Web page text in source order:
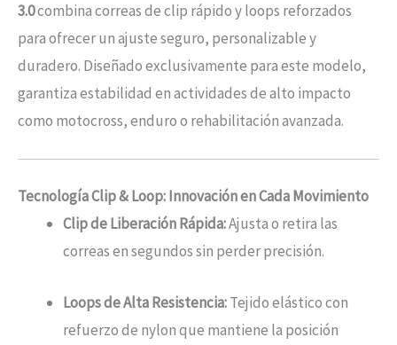
3.0combina correas de clip rápido y loops reforzados
para ofrecer un ajuste seguro, personalizable y
duradero. Diseñado exclusivamente para este modelo,
garantiza estabilidad en actividades de alto impacto
como motocross, enduro o rehabilitación avanzada.
Tecnología Clip & Loop: Innovación en Cada Movimiento
Clip de Liberación Rápida:Ajusta o retira las
correas en segundos sin perder precisión.
Loops de Alta Resistencia:Tejido elástico con
refuerzo de nylon que mantiene la posición